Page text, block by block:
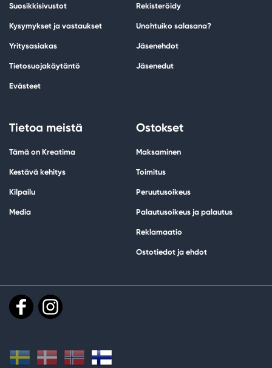
Suosikkisivustot
Kysymykset ja vastaukset
Yritysasiakas
Tietosuojakäytäntö
Evästeet
Rekisteröidy
Unohtuiko salasana?
Jäsenehdot
Jäsenedut
Tietoa meistä
Tämä on Kreatima
Kestävä kehitys
Kilpailu
Media
Ostokset
Maksaminen
Toimitus
Peruutusoikeus
Palautusoikeus ja palautus
Reklamaatio
Ostotiedot ja ehdot